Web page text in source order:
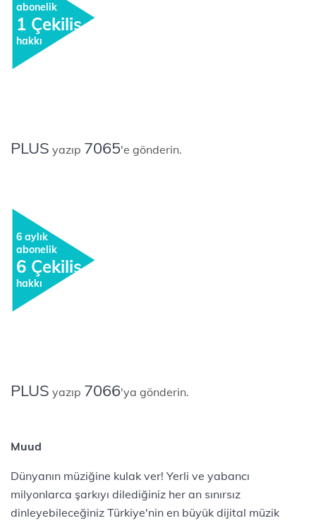
abonelik
1 Çekiliş
hakkı
PLUS yazıp 7065'e gönderin.
6 aylık
abonelik
6 Çekiliş
hakkı
PLUS yazıp 7066'ya gönderin.
Muud
Dünyanın müziğine kulak ver! Yerli ve yabancı
milyonlarca şarkıyı dilediğiniz her an sınırsız
dinleyebileceğiniz Türkiye'nin en büyük dijital müzik